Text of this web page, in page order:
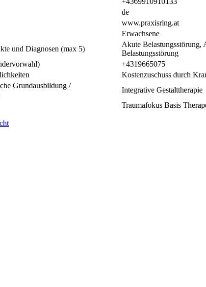
de
www.praxisring.at
Erwachsene
und Diagnosen (max 5)
Akute Belastungsstörung,
Belastungsstörung
+4319665075
Kostenzuschuss durch
Grundausbildung /
Integrative Gestalttherapie
Traumafokus Basis